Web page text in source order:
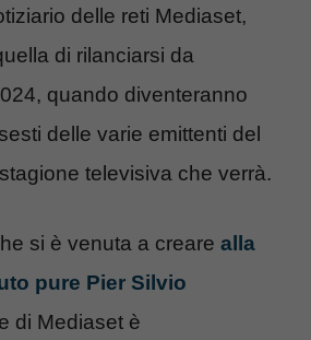
delle reti Mediaset,
di rilanciarsi da
quando diventeranno
delle varie emittenti del
televisiva che verrà.
si è venuta a creare alla
pure Pier Silvio
di Mediaset è